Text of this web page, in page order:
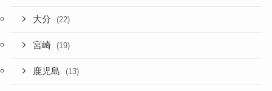
大分 (22)
宮崎 (19)
鹿児島 (13)